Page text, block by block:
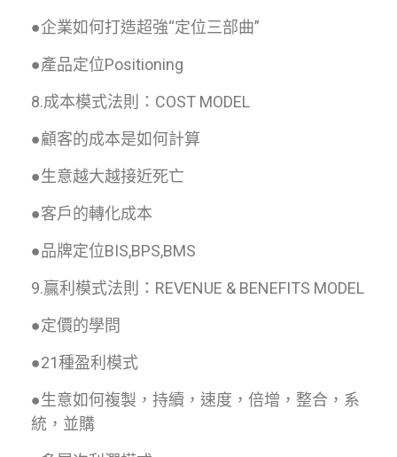
●企業如何打造超強“定位三部曲”
●產品定位Positioning
8.成本模式法則：COST MODEL
●顧客的成本是如何計算
●生意越大越接近死亡
●客戶的轉化成本
●品牌定位BIS,BPS,BMS
9.贏利模式法則：REVENUE & BENEFITS MODEL
●定價的學問
●21種盈利模式
●生意如何複製，持續，速度，倍增，整合，系
統，並購